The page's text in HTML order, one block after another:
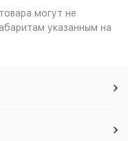
могут не
указанным на